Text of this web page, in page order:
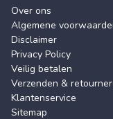
Over ons
Algemene
Disclaimer
Privacy Policy
Veilig betalen
Verzenden &
Klantenservice
Sitemap